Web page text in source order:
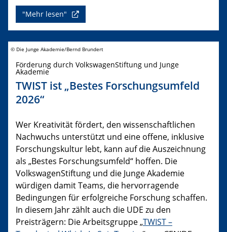
"Mehr lesen"
© Die Junge Akademie/Bernd Brundert
Förderung durch VolkswagenStiftung und Junge
Akademie
TWIST ist „Bestes Forschungsumfeld
2026“
Wer Kreativität fördert, den wissenschaftlichen
Nachwuchs unterstützt und eine offene, inklusive
Forschungskultur lebt, kann auf die Auszeichnung
als „Bestes Forschungsumfeld“ hoffen. Die
VolkswagenStiftung und die Junge Akademie
würdigen damit Teams, die hervorragende
Bedingungen für erfolgreiche Forschung schaffen.
In diesem Jahr zählt auch die UDE zu den
Preisträgern: Die Arbeitsgruppe „TWIST –